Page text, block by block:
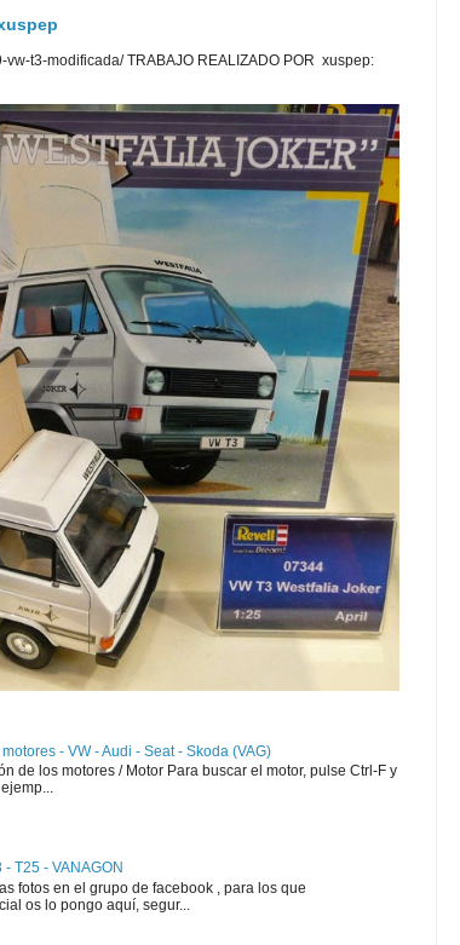
t3-modificada/ TRABAJO REALIZADO POR xuspep:
- VW - Audi - Seat - Skoda (VAG)
de los motores / Motor Para buscar el motor, pulse Ctrl-F y
- T25 - VANAGON
fotos en el grupo de facebook , para los que
os lo pongo aquí, segur...